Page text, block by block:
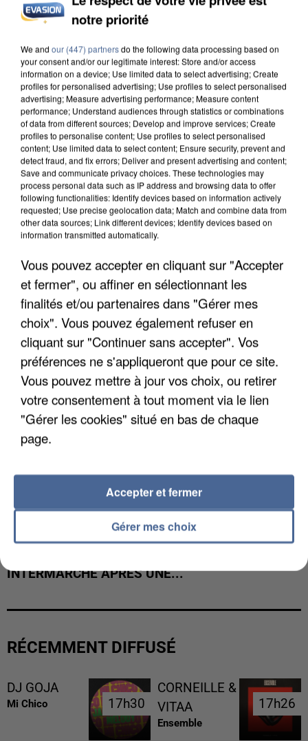
UN SECOND CADRE DE LA DZ MAFIA
INTERPELLÉ EN ALGÉRIE
UNE TOURISTE DE L’OISE EMPORTÉE PAR UNE
COULÉE DE BOUE EN HAUTE-SAVOIE
INTERMARCHÉ APRÈS UNE...
RÉCEMMENT DIFFUSÉ
DJ GOJA
Mi Chico 17h30
17h30
CORNEILLE &
VITAA
Ensemble
17h26
17h26
notre priorité
We and our (447) partnersdo the following data processing based on
your consent and/or our legitimate interest: Store and/or access
information on a device; Use limited data to select advertising; Create
profiles for personalised advertising; Use profiles to select personalised
advertising; Measure advertising performance; Measure content
performance; Understand audiences through statistics or combinations
of data from different sources; Develop and improve services; Create
profiles to personalise content; Use profiles to select personalised
content; Use limited data to select content; Ensure security, prevent and
detect fraud, and fix errors; Deliver and present advertising and content;
Save and communicate privacy choices. These technologies may
process personal data such as IP address and browsing data to offer
following functionalities: Identify devices based on information actively
requested; Use precise geolocation data; Match and combine data from
other data sources; Link different devices; Identify devices based on
information transmitted automatically.
Vous pouvez accepter en cliquant sur "Accepter
et fermer", ou affiner en sélectionnant les
finalités et/ou partenaires dans "Gérer mes
choix". Vous pouvez également refuser en
cliquant sur "Continuer sans accepter". Vos
préférences ne s'appliqueront que pour ce site.
Vous pouvez mettre à jour vos choix, ou retirer
votre consentement à tout moment via le lien
"Gérer les cookies" situé en bas de chaque
page.
Gérer mes choix
Accepter et fermer